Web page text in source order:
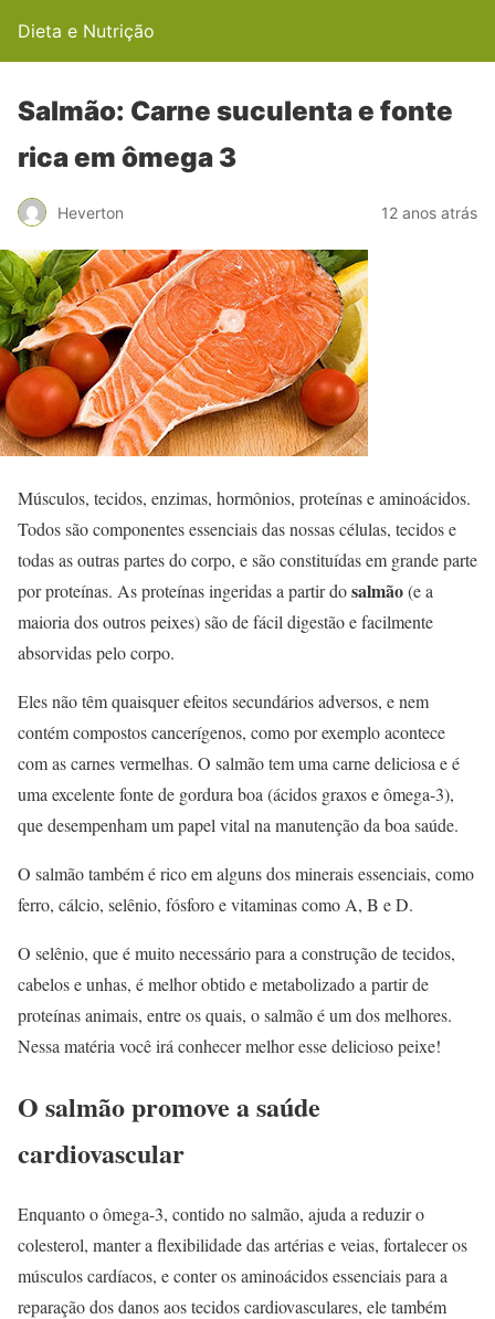
Dieta e Nutrição
Salmão: Carne suculenta e fonte
rica em ômega 3
Heverton 12 anos atrás
Músculos, tecidos, enzimas, hormônios, proteínas e aminoácidos.
Todos são componentes essenciais das nossas células, tecidos e
todas as outras partes do corpo, e são constituídas em grande parte
por proteínas. As proteínas ingeridas a partir dosalmão(e a
maioria dos outros peixes) são de fácil digestão e facilmente
absorvidas pelo corpo.
Eles não têm quaisquer efeitos secundários adversos, e nem
contém compostos cancerígenos, como por exemplo acontece
com as carnes vermelhas. O salmão tem uma carne deliciosa e é
uma excelente fonte de gordura boa (ácidos graxos e ômega-3),
que desempenham um papel vital na manutenção da boa saúde.
O salmão também é rico em alguns dos minerais essenciais, como
ferro, cálcio, selênio, fósforo e vitaminas como A, B e D.
O selênio, que é muito necessário para a construção de tecidos,
cabelos e unhas, é melhor obtido e metabolizado a partir de
proteínas animais, entre os quais, o salmão é um dos melhores.
Nessa matéria você irá conhecer melhor esse delicioso peixe!
O salmão promove a saúde
cardiovascular
Enquanto o ômega-3, contido no salmão, ajuda a reduzir o
colesterol, manter a flexibilidade das artérias e veias, fortalecer os
músculos cardíacos, e conter os aminoácidos essenciais para a
reparação dos danos aos tecidos cardiovasculares, ele também